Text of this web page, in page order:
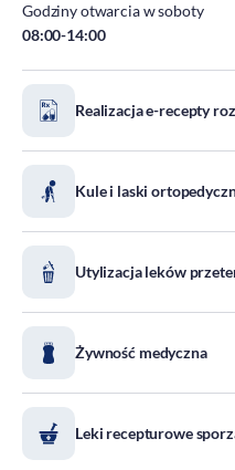
Praca w
ESG
Środowisko
Standardy
Tradycja
Kodeks Etyki
Do pobrania
Godziny otwarcia w soboty
08:00-14:00
Realizacja e-recepty
Kule i laski
Utylizacja leków
Żywność medyczna
Leki recepturowe